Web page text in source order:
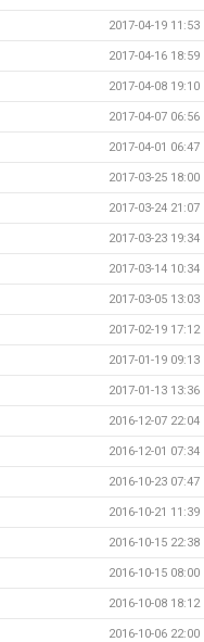
2017-04-19 11:53
2017-04-16 18:59
2017-04-08 19:10
2017-04-07 06:56
2017-04-01 06:47
2017-03-25 18:00
2017-03-24 21:07
2017-03-23 19:34
2017-03-14 10:34
2017-03-05 13:03
2017-02-19 17:12
2017-01-19 09:13
2017-01-13 13:36
2016-12-07 22:04
2016-12-01 07:34
2016-10-23 07:47
2016-10-21 11:39
2016-10-15 22:38
2016-10-15 08:00
2016-10-08 18:12
2016-10-06 22:00